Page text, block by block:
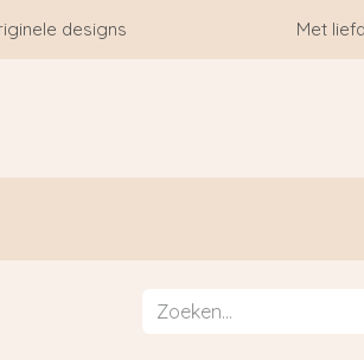
designs Met